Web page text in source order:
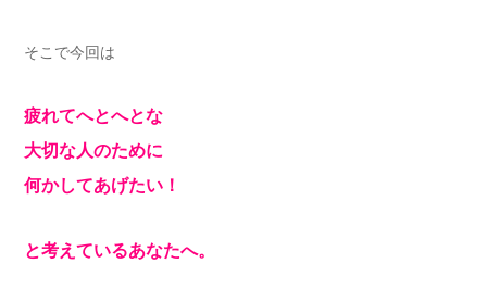
そこで今回は
疲れてへとへとな
大切な人のために
何かしてあげたい！
と考えているあなたへ。